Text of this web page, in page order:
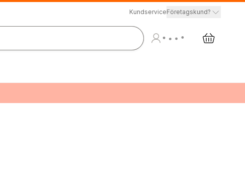
KundserviceFöretagskund?